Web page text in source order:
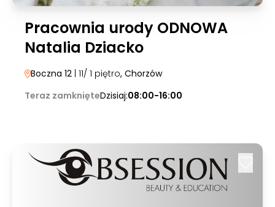
Pracownia urody ODNOWA
Natalia Dziacko
Boczna 12 | 11/ 1 piętro, Chorzów
Teraz zamknięteDzisiaj:08:00-16:00